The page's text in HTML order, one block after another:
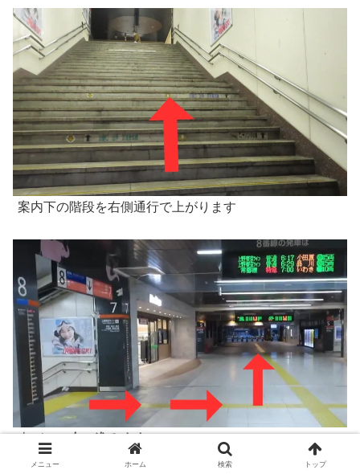
案内下の階段を右側通行で上がります
上がって左へ進みます
メニュー ホーム 検索 トップ